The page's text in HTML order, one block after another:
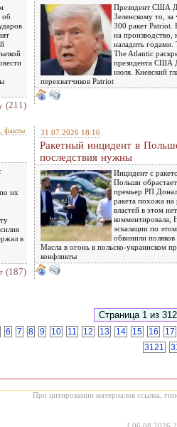
об
(211)
Президент США
Зеленскому то,
300 ракет Patriot.
на производство,
наладить годами.
The Atlantic
президента США
июля. Киевский
перехватчиков Patriot
факты
их
в
(187)
31.07.2026 18:16
Ракетный инцидент в
последствия нужны
Инцидент с
Польши
премьер РП
ракета похожа на
властей в этом
комментировала,
эскалации по
обвинили поляков
Масла в огонь в польско-украинском
конфликты
6 7 8 9 10 11 12 13 14 15 16 17
3121
При цитировании материалов ссылка,